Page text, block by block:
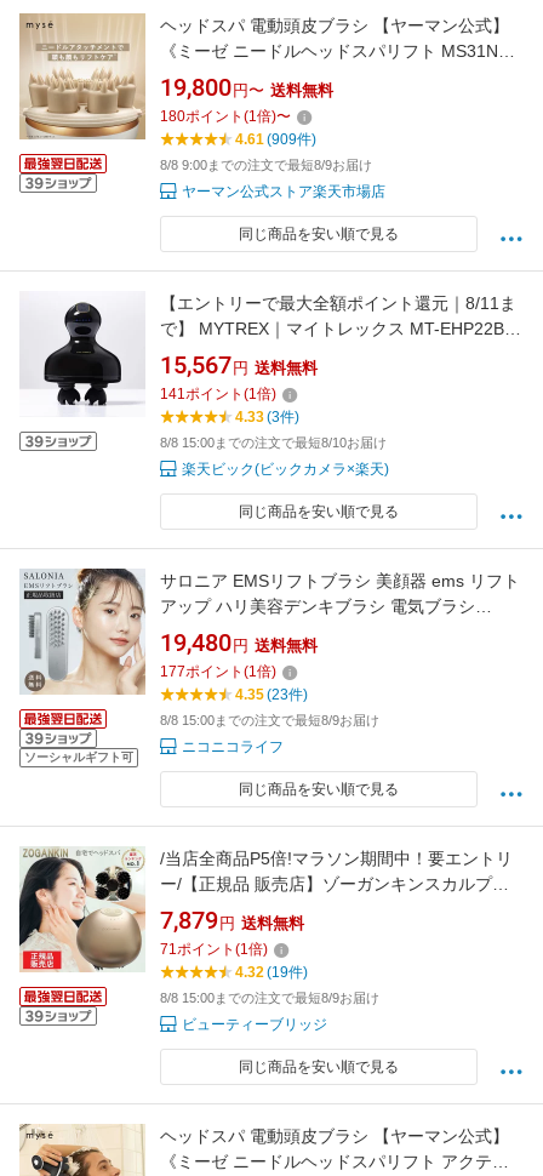
ヘッドスパ 電動頭皮ブラシ 【ヤーマン公式】
《ミーゼ ニードルヘッドスパリフト MS31N》
ゴールド｜頭皮 洗浄 頭皮ブラシ リフトケア ヘ
ッド 皮脂 男女兼用 防水 お風呂 シャンプー 首
肩 デコルテ エステ プレゼント
19,800 円〜 送料無料
180ポイント (1倍)〜
4.61(909件)
8/8 9:00までの注文で最短8/9お届け
ヤーマン公式ストア楽天市場店
同じ商品を安い順で見る
【エントリーで最大全額ポイント還元｜8/11ま
で】 MYTREX｜マイトレックス MT-EHP22B-B
電気針 EMS HEAD SPA PRO（ヘッドスパ プ
ロ） MYTREX（マイトレックス）
15,567 円 送料無料
141ポイント (1倍)
4.33(3件)
8/8 15:00までの注文で最短8/10お届け
楽天ビック(ビックカメラ×楽天)
同じ商品を安い順で見る
ソーシャルギフト可
サロニア EMSリフトブラシ 美顔器 ems リフト
アップ ハリ美容デンキブラシ 電気ブラシ
SAL22206SL 頬 口元 あご たるみ 解消 グッズ
引き上げ 小顔 ほうれい線 表情筋 エクササイズ
マリオネットライン 頭皮 防水 フェイスライン
19,480 円 送料無料
177ポイント (1倍)
4.35(23件)
8/8 15:00までの注文で最短8/9お届け
ニコニコライフ
同じ商品を安い順で見る
/当店全商品P5倍!マラソン期間中！要エントリ
ー/【正規品 販売店】ゾーガンキンスカルプ
EMS ヘッドスパ ZOGANKIN スカルプブラシ 1
年保証 (送料無料)
7,879 円 送料無料
71ポイント (1倍)
4.32(19件)
8/8 15:00までの注文で最短8/9お届け
ビューティーブリッジ
同じ商品を安い順で見る
ヘッドスパ 電動頭皮ブラシ 【ヤーマン公式】
《ミーゼ ニードルヘッドスパリフト アクティ